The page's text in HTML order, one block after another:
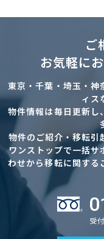
ご
お気軽に
東京・千葉・埼玉・神
ィス
物件情報は毎日更新し
物件のご紹介・移転引
ワンストップで一括サ
わせから移転に関する
受